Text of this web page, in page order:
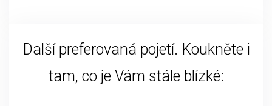
Další preferovaná pojetí. Koukněte i
tam, co je Vám stále blízké: